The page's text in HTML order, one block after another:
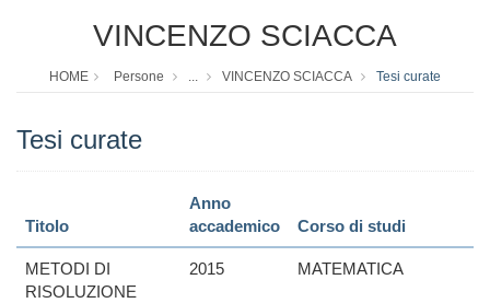
VINCENZO SCIACCA
HOME Persone ... VINCENZO SCIACCA Tesi curate
Tesi curate
Titolo
Anno
accademico
Corso di studi
METODI DI
RISOLUZIONE
2015 MATEMATICA